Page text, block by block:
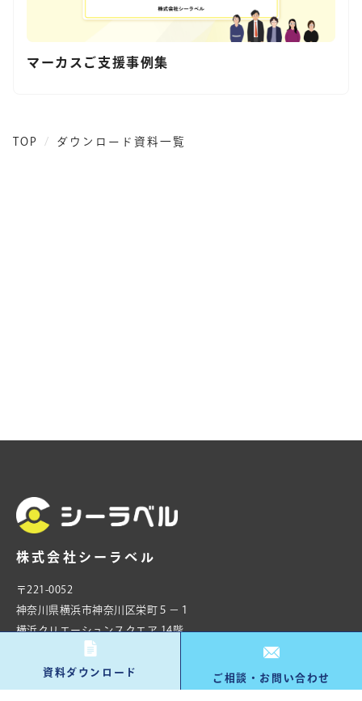
マーカスご支援事例集
TOP ダウンロード資料一覧
株式会社シーラベル
〒221-0052
神奈川県横浜市神奈川区栄町５−１
横浜クリエーションスクエア 14階
→ プライバシーポリシー
資料ダウンロード
ご相談・お問い合わせ